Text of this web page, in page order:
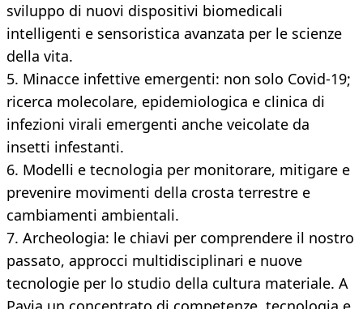
sviluppo di nuovi dispositivi biomedicali
intelligenti e sensoristica avanzata per le scienze
della vita.
5. Minacce infettive emergenti: non solo Covid-19;
ricerca molecolare, epidemiologica e clinica di
infezioni virali emergenti anche veicolate da
insetti infestanti.
6. Modelli e tecnologia per monitorare, mitigare e
prevenire movimenti della crosta terrestre e
cambiamenti ambientali.
7. Archeologia: le chiavi per comprendere il nostro
passato, approcci multidisciplinari e nuove
tecnologie per lo studio della cultura materiale. A